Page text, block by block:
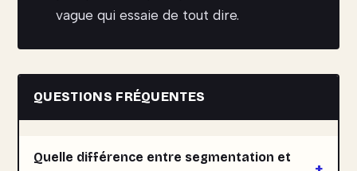
vague qui essaie de tout dire.
QUESTIONS FRÉQUENTES
Quelle différence entre segmentation et